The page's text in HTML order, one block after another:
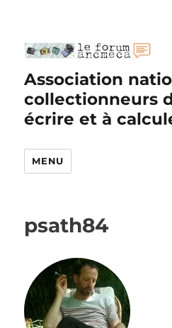
Association
collectionneurs
écrire et à
MENU
psath84